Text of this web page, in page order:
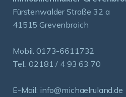
Fürstenwalder Straße 32 a
41515 Grevenbroich
Mobil: 0173-6611732
Tel.:02181 / 4 93 63 70
E-Mail: info@michaelruland.de